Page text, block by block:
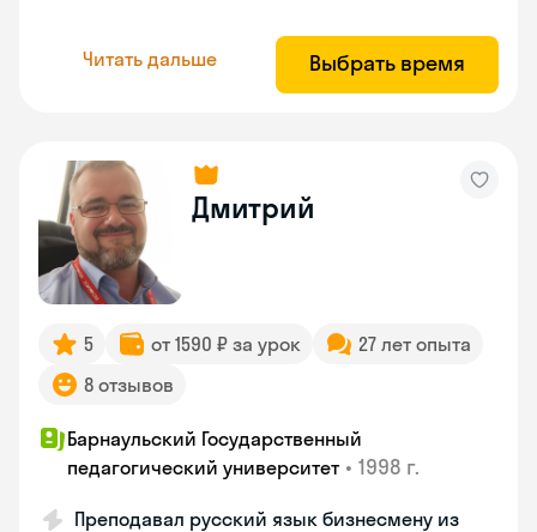
Читать дальше Выбрать время
Дмитрий
5 от 1590 ₽ за урок
27 лет опыта
8 отзывов
Барнаульский Государственный
педагогический университет • 1998 г.
Преподавал русский язык бизнесмену из